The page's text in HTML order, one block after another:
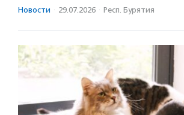
Новости · 29.07.2026 · Респ. Бурятия